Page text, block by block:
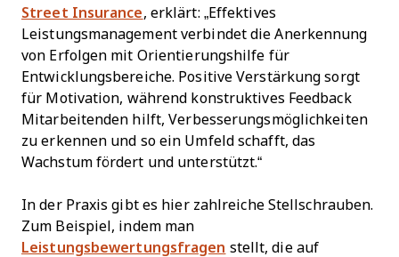
Street Insurance, erklärt: „Effektives
Leistungsmanagement verbindet die Anerkennung
von Erfolgen mit Orientierungshilfe für
Entwicklungsbereiche. Positive Verstärkung sorgt
für Motivation, während konstruktives Feedback
Mitarbeitenden hilft, Verbesserungsmöglichkeiten
zu erkennen und so ein Umfeld schafft, das
Wachstum fördert und unterstützt.“
In der Praxis gibt es hier zahlreiche Stellschrauben.
Zum Beispiel, indem man
Leistungsbewertungsfragen stellt, die auf